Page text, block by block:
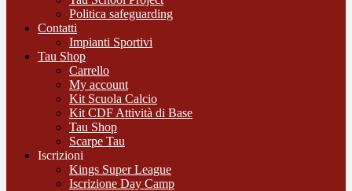
Politica safeguarding
Contatti
Impianti Sportivi
Tau Shop
Carrello
My account
Kit Scuola Calcio
Kit CDF Attività di Base
Tau Shop
Scarpe Tau
Iscrizioni
Kings Super League
Iscrizione Day Camp